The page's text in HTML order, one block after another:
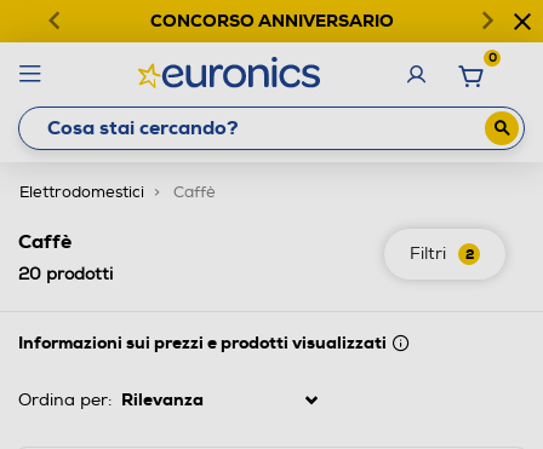
CONCORSO ANNIVERSARIO
0
Elettrodomestici Caffè
Filtri 2
Caffè
20 prodotti
Informazioni sui prezzi e prodotti visualizzati
Ordina per: